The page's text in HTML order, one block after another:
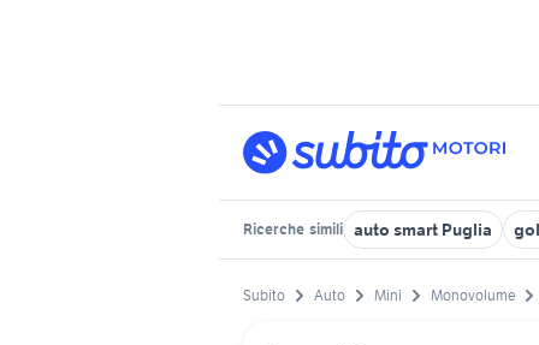
Ricerche simili auto smart Puglia
Subito Auto Mini Monovolume